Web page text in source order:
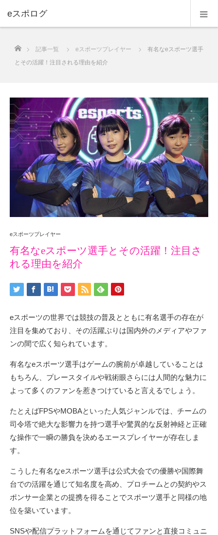
eスポログ
ホーム
記事一覧 eスポーツプレイヤー
有名なeスポーツ選手
とその活躍！注目される理由を紹介
eスポーツプレイヤー
有名なeスポーツ選手とその活躍！注目さ
れる理由を紹介
eスポーツの世界では競技の普及とともに有名選手の存在が
注目を集めており、その活躍ぶりは国内外のメディアやファ
ンの間で広く知られています。
有名なeスポーツ選手はゲームの腕前が卓越していることは
もちろん、プレースタイルや戦術眼さらには人間的な魅力に
よって多くのファンを惹きつけていると言えるでしょう。
たとえばFPSやMOBAといった人気ジャンルでは、チームの
司令塔で絶大な影響力を持つ選手や驚異的な反射神経と正確
な操作で一瞬の勝負を決めるエースプレイヤーが存在しま
す。
こうした有名なeスポーツ選手は公式大会での優勝や国際舞
台での活躍を通じて知名度を高め、プロチームとの契約やス
ポンサー企業との提携を得ることでスポーツ選手と同様の地
位を築いています。
SNSや配信プラットフォームを通じてファンと直接コミュニ